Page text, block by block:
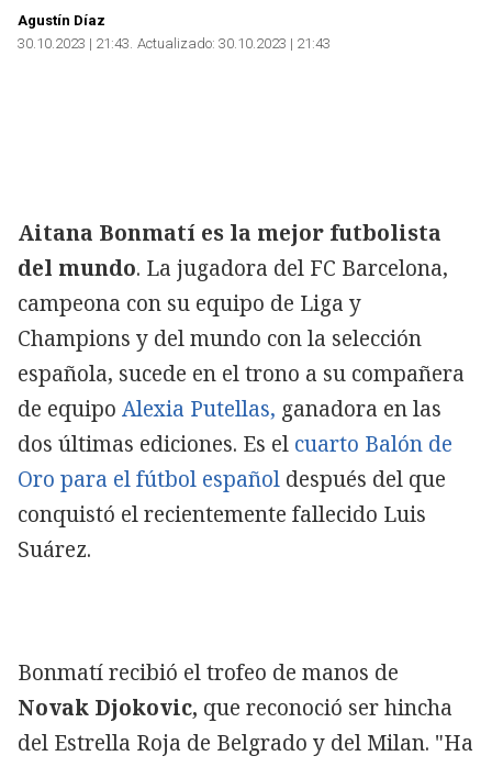
Agustín Díaz
30.10.2023 | 21:43 Actualizado: 30.10.2023 | 21:43
Aitana Bonmatí es la mejor futbolista
del mundo. La jugadora del FC Barcelona,
campeona con su equipo de Liga y
Champions y del mundo con la selección
española, sucede en el trono a su compañera
de equipo Alexia Putellas, ganadora en las
dos últimas ediciones. Es el cuarto Balón de
Oro para el fútbol español después del que
conquistó el recientemente fallecido Luis
Suárez.
Bonmatí recibió el trofeo de manos de
Novak Djokovic, que reconoció ser hincha
del Estrella Roja de Belgrado y del Milan. "Ha